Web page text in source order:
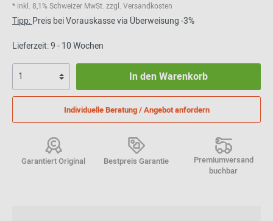
* inkl. 8,1% Schweizer MwSt. zzgl. Versandkosten
Tipp:Preis bei Vorauskasse via Überweisung -3%
Lieferzeit: 9 - 10 Wochen
In den Warenkorb
Individuelle Beratung / Angebot anfordern
Garantiert Original Bestpreis Garantie
Premiumversand
buchbar